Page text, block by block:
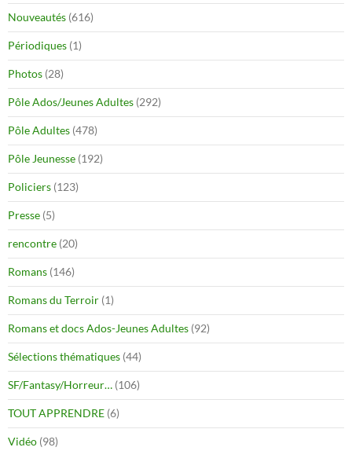
Nouveautés (616)
Périodiques (1)
Photos (28)
Pôle Ados/Jeunes Adultes (292)
Pôle Adultes (478)
Pôle Jeunesse (192)
Policiers (123)
Presse (5)
rencontre (20)
Romans (146)
Romans du Terroir (1)
Romans et docs Ados-Jeunes Adultes (92)
Sélections thématiques (44)
SF/Fantasy/Horreur… (106)
TOUT APPRENDRE (6)
Vidéo (98)